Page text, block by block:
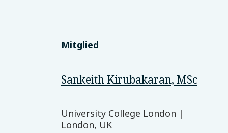
Mitglied
Sankeith Kirubakaran, MSc
University College London |
London, UK